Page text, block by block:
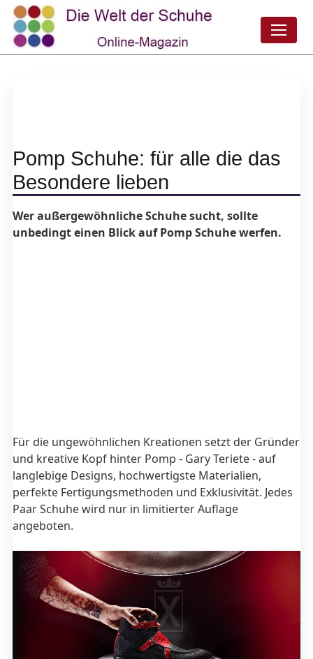
Pomp Schuhe: für alle die das
Besondere lieben
Wer außergewöhnliche Schuhe sucht, sollte
unbedingt einen Blick auf Pomp Schuhe werfen.
Für die ungewöhnlichen Kreationen setzt der Gründer
und kreative Kopf hinter Pomp - Gary Teriete - auf
langlebige Designs, hochwertigste Materialien,
perfekte Fertigungsmethoden und Exklusivität. Jedes
Paar Schuhe wird nur in limitierter Auflage
angeboten.